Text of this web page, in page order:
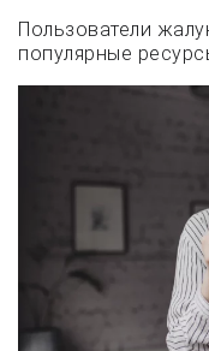
Пользователи
популярные